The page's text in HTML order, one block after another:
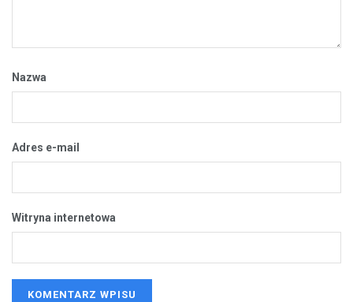
Nazwa
Adres e-mail
Witryna internetowa